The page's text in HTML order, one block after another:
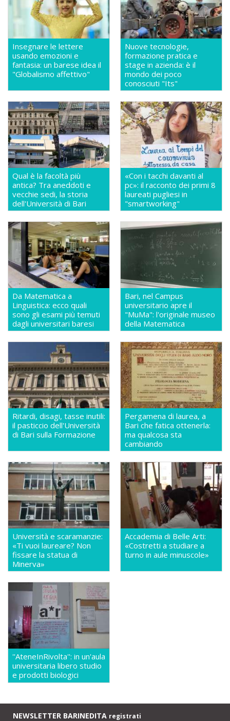
Insegnare le lettere
usando emozioni e
fantasia: un barese idea il
"Globalismo affettivo"
Nuove tecnologie,
formazione pratica e
stage in azienda: è il
mondo dei poco
conosciuti "Its"
Qual è la facoltà più
antica? Tra aneddoti e
vecchie sedi, la storia
dell'Università di Bari
«Con i tacchi davanti al
pc»: il racconto dei primi 8
laureati pugliesi in
"smartworking"
Da Matematica a
Linguistica: ecco quali
sono gli esami più temuti
dagli universitari baresi
Bari, nel Campus
universitario apre il
"MuMa": l'originale museo
della Matematica
Ritardi, disagi, tasse inutili:
il pasticcio dell'Università
di Bari sulla Formazione
Pergamena di laurea, a
Bari che fatica ottenerla:
ma qualcosa sta
cambiando
Università e scaramanzie:
«Ti vuoi laureare? Non
fissare la statua di
Minerva»
Accademia di Belle Arti:
«Costretti a studiare a
turno in aule minuscole»
''AteneInRivolta'': in un'aula
universitaria libero studio
e prodotti biologici
NEWSLETTER BARINEDITA registrati